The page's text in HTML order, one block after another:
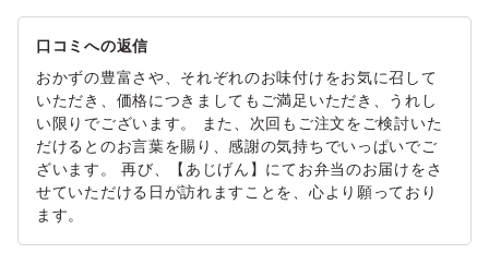
口コミへの返信
おかずの豊富さや、それぞれのお味付けをお気に召して
いただき、価格につきましてもご満足いただき、うれし
い限りでございます。 また、次回もご注文をご検討いた
だけるとのお言葉を賜り、感謝の気持ちでいっぱいでご
ざいます。 再び、【あじげん】にてお弁当のお届けをさ
せていただける日が訪れますことを、心より願っており
ます。